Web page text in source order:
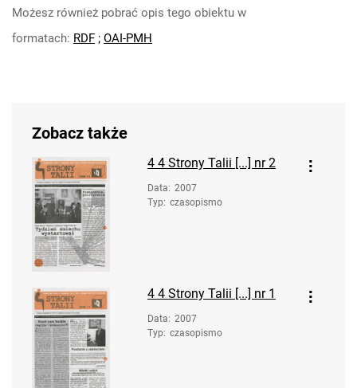
Możesz również pobrać opis tego obiektu w
formatach: RDF ; OAI-PMH
Zobacz także
4 4 Strony Talii [...] nr 2
Data: 2007
Typ: czasopismo
4 4 Strony Talii [...] nr 1
Data: 2007
Typ: czasopismo